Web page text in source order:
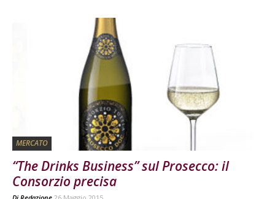
MERCATO
“The Drinks Business” sul Prosecco: il
Consorzio precisa